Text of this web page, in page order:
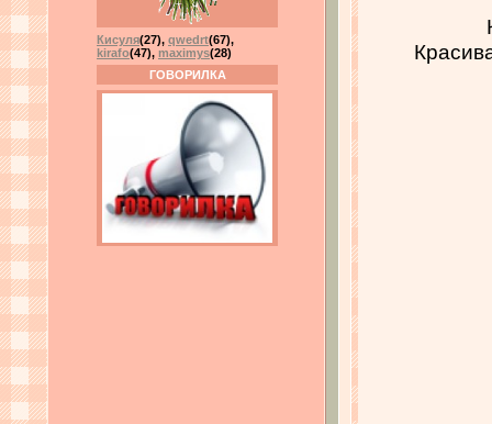
Кисуля(27), qwedrt(67),
kirafo(47), maximys(28)
ГОВОРИЛКА